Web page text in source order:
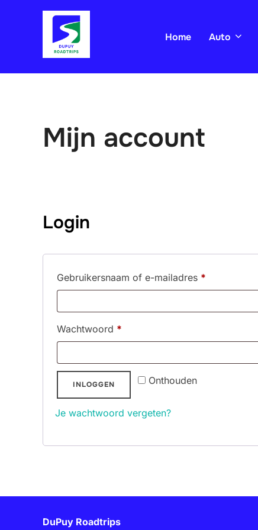
Home Auto
Mijn account
Login
Gebruikersnaam of e-mailadres *
Wachtwoord *
Onthouden
INLOGGEN
Je wachtwoord vergeten?
DuPuy Roadtrips